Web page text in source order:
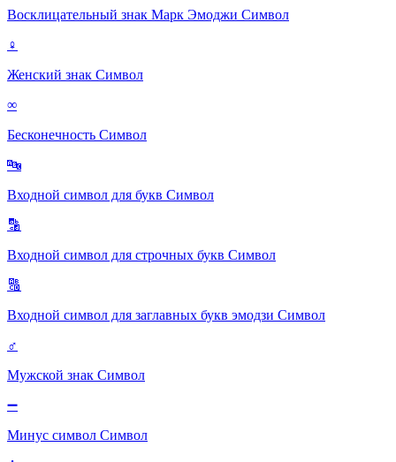
Восклицательный знак Марк Эмоджи Символ
♀
Женский знак Символ
∞
Бесконечность Символ
🔤
Входной символ для букв Символ
🔡
Входной символ для строчных букв Символ
🔠
Входной символ для заглавных букв эмодзи Символ
♂
Мужской знак Символ
➖
Минус символ Символ